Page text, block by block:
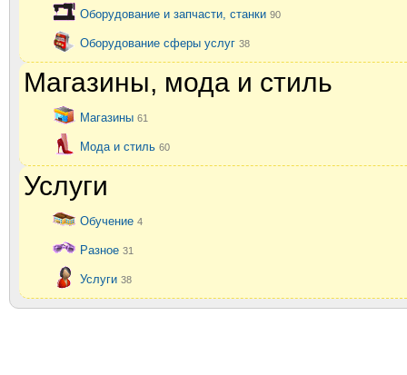
Оборудование и запчасти, станки 90
Оборудование сферы услуг 38
Магазины, мода и стиль
Магазины 61
Мода и стиль 60
Услуги
Обучение 4
Разное 31
Услуги 38